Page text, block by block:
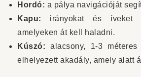
Hordó: a pálya navigációját
Kapu: irányokat és íveket
amelyeken át kell haladni.
Kúszó: alacsony, 1-3 méteres
elhelyezett akadály, amely alatt